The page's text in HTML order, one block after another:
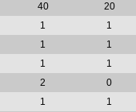
40
20
1
1
1
1
1
1
2
0
1
1